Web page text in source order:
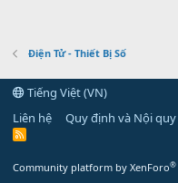
Điện Tử - Thiết Bị Số
Tiếng Việt (VN)
Liên hệ
Quy định và Nội quy
R
Community platform by XenForo®